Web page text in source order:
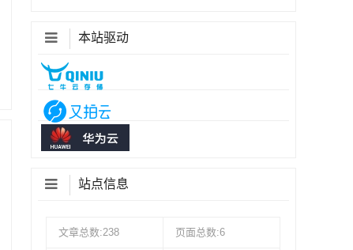
本站驱动
站点信息
文章总数:238 页面总数:6